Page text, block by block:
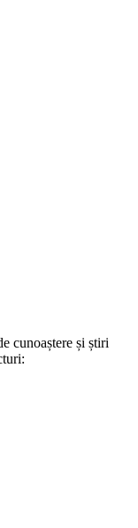
cunoaștere și știri